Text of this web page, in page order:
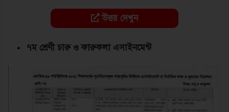
উত্তর দেখুন
৭ম শ্রেণী চারু ও কারুকলা এসাইনমেন্ট